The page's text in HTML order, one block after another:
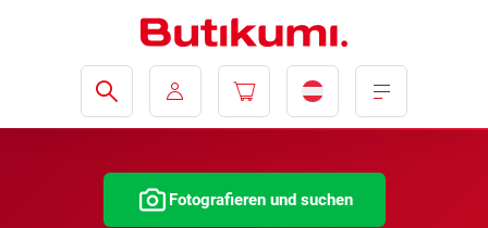
Fotografieren und suchen